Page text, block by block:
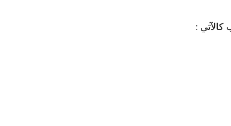
كالآتي :